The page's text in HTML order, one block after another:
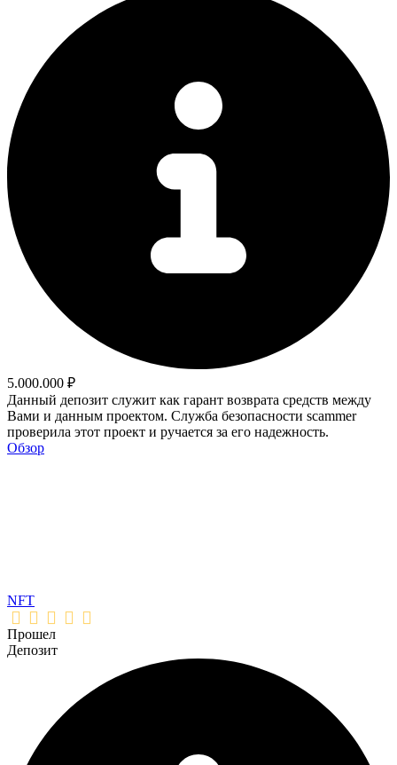
5.000.000 ₽
Данный депозит служит как гарант возврата средств между
Вами и данным проектом. Служба безопасности scammer
проверила этот проект и ручается за его надежность.
Обзор
NFT
Прошел
Депозит